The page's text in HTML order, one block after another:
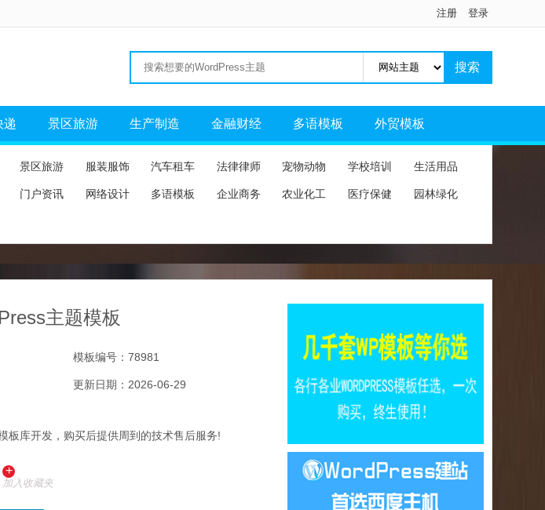
注册 登录
递 景区旅游 生产制造 金融财经 多语模板 外贸模板
景区旅游 服装服饰 汽车租车 法律律师 宠物动物 学校培训 生活用品
门户资讯 网络设计 多语模板 企业商务 农业化工 医疗保健 园林绿化
主题模板
模板编号：78981
更新日期： 2026-06-29
板库开发，购买后提供周到的技术售后服务!
+
加入收藏夹